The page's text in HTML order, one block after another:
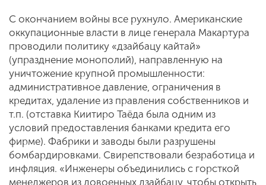
С окончанием войны все рухнуло. Американские
оккупационные власти в лице генерала Макартура
проводили политику «дзайбацу кайтай»
(упразднение монополий), направленную на
уничтожение крупной промышленности:
административное давление, ограничения в
кредитах, удаление из правления собственников и
т.п. (отставка Киитиро Таёда была одним из
условий предоставления банками кредита его
фирме). Фабрики и заводы были разрушены
бомбардировками. Свирепствовали безработица и
инфляция. «Инженеры объединились с горсткой
менеджеров из довоенных дзайбацу, чтобы открыть